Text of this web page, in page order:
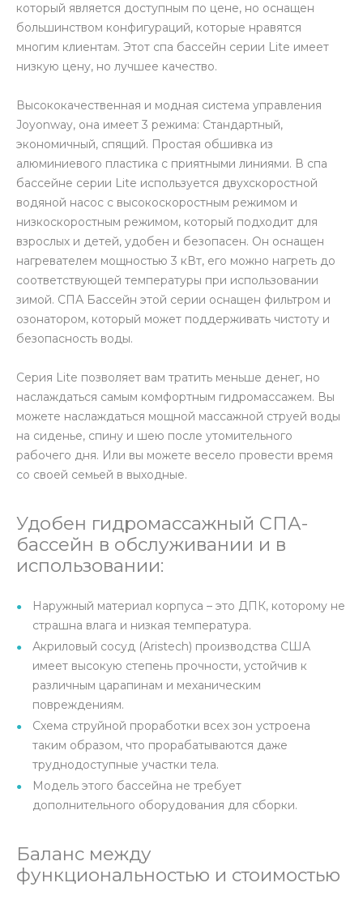
который является доступным по цене, но оснащен
большинством конфигураций, которые нравятся
многим клиентам. Этот спа бассейн серии Lite имеет
низкую цену, но лучшее качество.
Высококачественная и модная система управления
Joyonway, она имеет 3 режима: Стандартный,
экономичный, спящий. Простая обшивка из
алюминиевого пластика с приятными линиями. В спа
бассейне серии Lite используется двухскоростной
водяной насос с высокоскоростным режимом и
низкоскоростным режимом, который подходит для
взрослых и детей, удобен и безопасен. Он оснащен
нагревателем мощностью 3 кВт, его можно нагреть до
соответствующей температуры при использовании
зимой. СПА Бассейн этой серии оснащен фильтром и
озонатором, который может поддерживать чистоту и
безопасность воды.
Серия Lite позволяет вам тратить меньше денег, но
наслаждаться самым комфортным гидромассажем. Вы
можете наслаждаться мощной массажной струей воды
на сиденье, спину и шею после утомительного
рабочего дня. Или вы можете весело провести время
со своей семьей в выходные.
Удобен гидромассажный СПА-
бассейн в обслуживании и в
использовании:
Наружный материал корпуса – это ДПК, которому не
страшна влага и низкая температура.
Акриловый сосуд (Aristech) производства США
имеет высокую степень прочности, устойчив к
различным царапинам и механическим
повреждениям.
Схема струйной проработки всех зон устроена
таким образом, что прорабатываются даже
труднодоступные участки тела.
Модель этого бассейна не требует
дополнительного оборудования для сборки.
Баланс между
функциональностью и стоимостью